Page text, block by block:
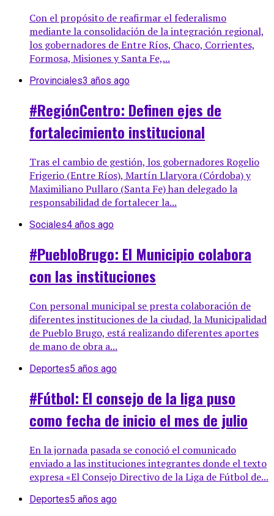
Con el propósito de reafirmar el federalismo
mediante la consolidación de la integración regional,
los gobernadores de Entre Ríos, Chaco, Corrientes,
Formosa, Misiones y Santa Fe,...
Provinciales3 años ago
#RegiónCentro: Definen ejes de
fortalecimiento institucional
Tras el cambio de gestión, los gobernadores Rogelio
Frigerio (Entre Ríos), Martín Llaryora (Córdoba) y
Maximiliano Pullaro (Santa Fe) han delegado la
responsabilidad de fortalecer la...
Sociales4 años ago
#PuebloBrugo: El Municipio colabora
con las instituciones
Con personal municipal se presta colaboración de
diferentes instituciones de la ciudad, la Municipalidad
de Pueblo Brugo, está realizando diferentes aportes
de mano de obra a...
Deportes5 años ago
#Fútbol: El consejo de la liga puso
como fecha de inicio el mes de julio
En la jornada pasada se conoció el comunicado
enviado a las instituciones integrantes donde el texto
expresa «El Consejo Directivo de la Liga de Fútbol de...
Deportes5 años ago